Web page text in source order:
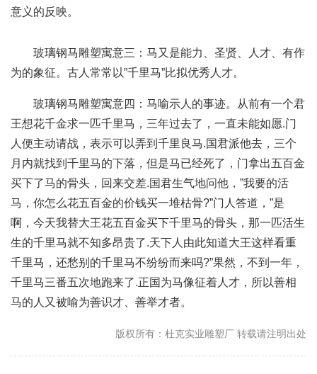
意义的反映。
玻璃钢马雕塑寓意三：马又是能力、圣贤、人才、有作
为的象征。古人常常以”千里马”比拟优秀人才。
玻璃钢马雕塑寓意四：马喻示人的事迹。从前有一个君
王想花千金求一匹千里马，三年过去了，一直未能如愿.门
人便主动请战，表示可以弄到千里良马.国君派他去，三个
月内就找到千里马的下落，但是马已经死了，门拿出五百金
买下了马的骨头，回来交差.国君生气地问他，”我要的活
马，你怎么花五百金的价钱买一堆枯骨?”门人答道，”是
啊，今天我替大王花五百金买下千里马的骨头，那一匹活生
生的千里马就不知多昂贵了.天下人由此知道大王这样看重
千里马，还愁别的千里马不纷纷而来吗?”果然，不到一年，
千里马三番五次地跑来了.正国为马像征着人才，所以善相
马的人又被喻为善识才、善举才者。
版权所有：杜克实业雕塑厂 转载请注明出处